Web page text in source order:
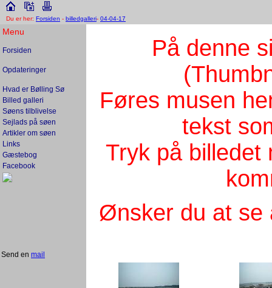
På denne
Føres musen
tekst
Tryk på billedet
Ønsker du at se
Du er her: Forsiden - billedgalleri- 04-04-17
Menu
Forsiden
Opdateringer
Hvad er Bølling Sø
Billed galleri
Søens tilblivelse
Sejlads på søen
Artikler om søen
Links
Gæstebog
Facebook
Send en mail